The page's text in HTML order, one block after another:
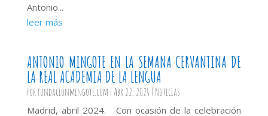
Antonio...
leer más
ANTONIO MINGOTE EN LA SEMANA CERVANTINA DE
LA REAL ACADEMIA DE LA LENGUA
por fundacionmingote.com |Abr 22, 2024| Noticias
Madrid, abril 2024. Con ocasión de la celebración